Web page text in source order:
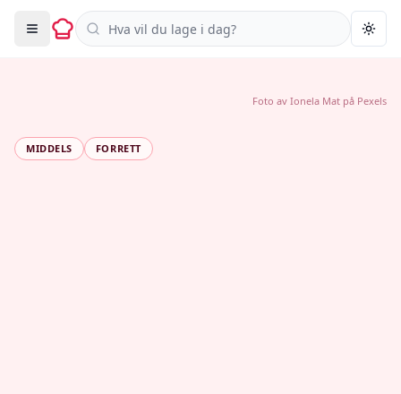
Søk i oppskrifter
MIDDELS FORRETT
Foto av Ionela Mat på Pexels